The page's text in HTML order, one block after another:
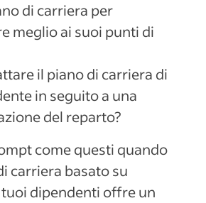
di carriera per
meglio ai suoi punti di
il piano di carriera di
in seguito a una
del reparto?
come questi quando
carriera basato su
tuoi dipendenti offre un